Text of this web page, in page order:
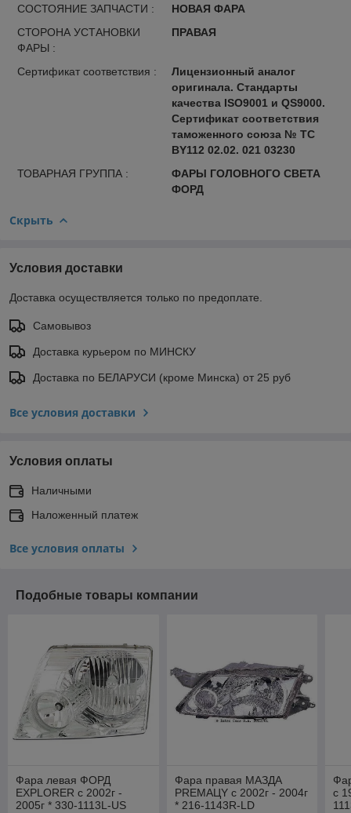
СОСТОЯНИЕ ЗАПЧАСТИ :
НОВАЯ ФАРА
СТОРОНА УСТАНОВКИ
ФАРЫ :
ПРАВАЯ
Сертификат соответствия :
Лицензионный аналог
оригинала. Стандарты
качества ISO9001 и QS9000.
Сертификат соответствия
таможенного союза № ТС
BY112 02.02. 021 03230
ТОВАРНАЯ ГРУППА :
ФАРЫ ГОЛОВНОГО СВЕТА
ФОРД
Скрыть
Условия доставки
Доставка осуществляется только по предоплате.
Самовывоз
Доставка курьером по МИНСКУ
Доставка по БЕЛАРУСИ (кроме Минска) от 25 руб
Все условия доставки
Условия оплаты
Наличными
Наложенный платеж
Все условия оплаты
Подобные товары компании
Фара левая ФОРД
EXPLORER с 2002г -
2005г * 330-1113L-US
Фара правая МАЗДА
PREMАЦY с 2002г - 2004г
* 216-1143R-LD
с